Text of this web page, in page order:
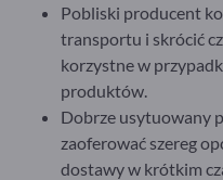
Pobliski producent
transportu i skrócić
korzystne w
produktów.
Dobrze usytuowany
zaoferować szereg
dostawy w krótkim